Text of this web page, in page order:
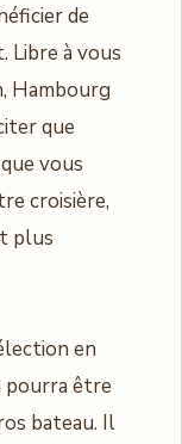
de
Libre à vous
Hambourg
que
vous
croisière,
plus
en
pourra être
bateau. Il